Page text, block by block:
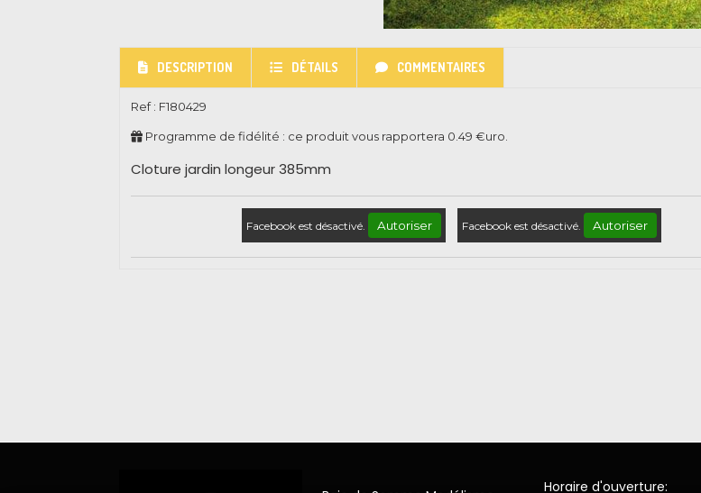
DESCRIPTION DÉTAILS COMMENTAIRES
Ref : F180429
Programme de fidélité : ce produit vous rapportera 0.49 €uro.
Cloture jardin longeur 385mm
Facebook est désactivé. Autoriser Facebook est désactivé. Autoriser
Horaire d'ouverture: